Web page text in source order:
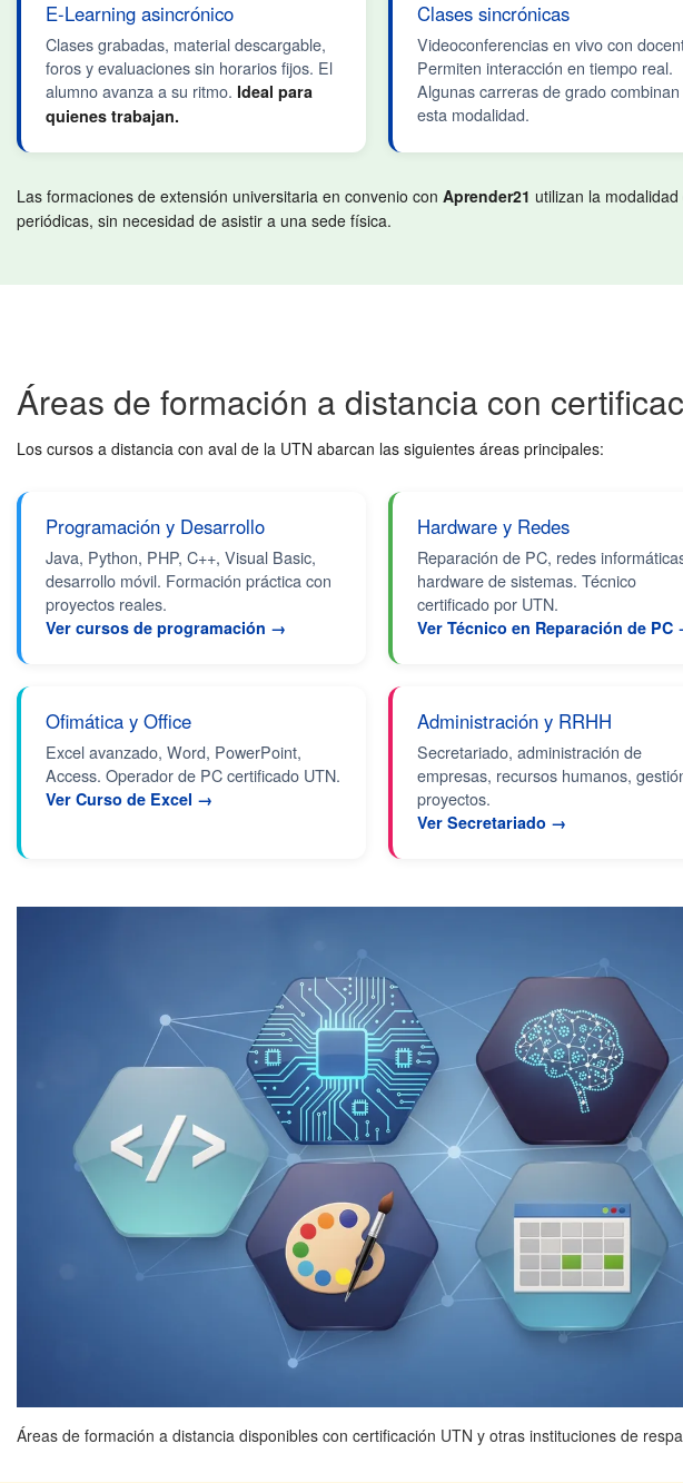
E-Learning asincrónico
Clases grabadas, material descargable,
foros y evaluaciones sin horarios fijos. El
alumno avanza a su ritmo. Ideal para
quienes trabajan.
Clases sincrónicas
Videoconferencias en vivo con
Permiten interacción en tiempo real.
Algunas carreras de grado combinan
esta modalidad.
Las formaciones de extensión universitaria en convenio con Aprender21 utilizan la modalidad
periódicas, sin necesidad de asistir a una sede física.
Áreas de formación a distancia con
Los cursos a distancia con aval de la UTN abarcan las siguientes áreas principales:
Programación y Desarrollo
Java, Python, PHP, C++, Visual Basic,
desarrollo móvil. Formación práctica con
proyectos reales.
Ver cursos de programación →
Hardware y Redes
Reparación de PC, redes
hardware de sistemas. Técnico
certificado por UTN.
Ver Técnico en Reparación de PC
Ofimática y Office
Excel avanzado, Word, PowerPoint,
Access. Operador de PC certificado UTN.
Ver Curso de Excel →
Administración y RRHH
Secretariado, administración de
empresas, recursos humanos,
proyectos.
Ver Secretariado →
Áreas de formación a distancia disponibles con certificación UTN y otras instituciones de